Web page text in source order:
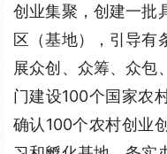
创业集聚，创建一批
区（基地），引导有
展众创、众筹、众包
门建设100个国家农
确认100个农村创业